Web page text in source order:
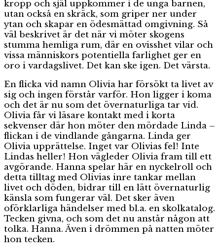
kropp och själ uppkommer i de unga barnen,
utan också en skräck, som griper ner under
ytan och skapar en ödesmättad omgivning. Så
väl beskrivet är det när vi möter skogens
stumma hemliga rum, där en ovisshet vilar och
vissa människors potentiella farlighet ger en
oro i vardagslivet. Det kan ske igen. Det värsta.
En flicka vid namn Olivia har försökt ta livet av
sig och ingen förstår varför. Hon ligger i koma
och det är nu som det övernaturliga tar vid.
Olivia får vi läsare kontakt med i korta
sekvenser där hon möter den mördade Linda –
flickan i de vindlande gångarna. Linda ger
Olivia upprättelse. Inget var Olivias fel! Inte
Lindas heller! Hon vägleder Olivia fram till ett
avgörande. Hanna spelar här en nyckelroll och
detta tilltag med Olivias inre tankar mellan
livet och döden, bidrar till en lätt övernaturlig
känsla som fungerar väl. Det sker även
oförklarliga händelser med bl.a. en skolkatalog.
Tecken givna, och som det nu anstår någon att
tolka. Hanna. Även i drömmen på natten möter
hon tecken.